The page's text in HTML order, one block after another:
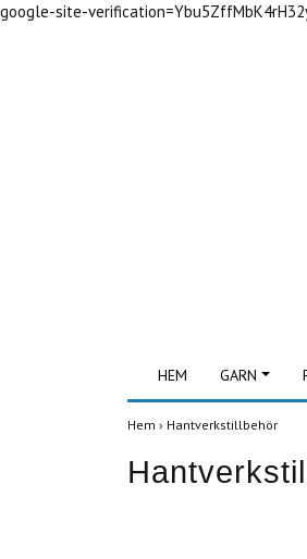
google-site-
HEM GARN
Hem › Hantverkstillbehör